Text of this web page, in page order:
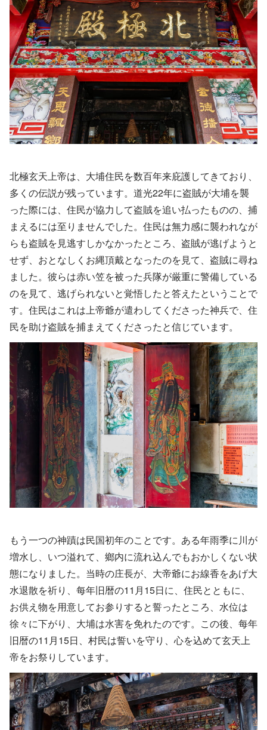
北極玄天上帝は、大埔住民を数百年来庇護してきており、
多くの伝説が残っています。道光22年に盗賊が大埔を襲
った際には、住民が協力して盗賊を追い払ったものの、捕
まえるには至りませんでした。住民は無力感に襲われなが
らも盗賊を見逃すしかなかったところ、盗賊が逃げようと
せず、おとなしくお縄頂戴となったのを見て、盗賊に尋ね
ました。彼らは赤い笠を被った兵隊が厳重に警備している
のを見て、逃げられないと覚悟したと答えたということで
す。住民はこれは上帝爺が遣わしてくださった神兵で、住
民を助け盗賊を捕まえてくださったと信じています。
もう一つの神蹟は民国初年のことです。ある年雨季に川が
増水し、いつ溢れて、鄉内に流れ込んでもおかしくない状
態になりました。当時の庄長が、大帝爺にお線香をあげ大
水退散を祈り、每年旧暦の11月15日に、住民とともに、
お供え物を用意してお参りすると誓ったところ、水位は
徐々に下がり、大埔は水害を免れたのです。この後、每年
旧暦の11月15日、村民は誓いを守り、心を込めて玄天上
帝をお祭りしています。